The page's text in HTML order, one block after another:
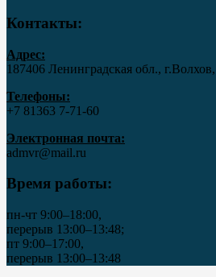
Контакты:
Адрес:
187406 Ленинградская обл.,
Телефоны:
+7 81363 7‑71-60
Электронная почта:
admvr@mail.ru
Время работы:
пн-чт 9:00–18:00,
перерыв 13:00–13:48;
пт 9:00–17:00,
перерыв 13:00–13:48